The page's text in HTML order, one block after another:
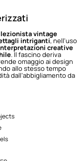
vintage
intriganti, nell'uso
creative
. Il fascino deriva
omaggio ai design
allo stesso tempo
dall’abbigliamento da